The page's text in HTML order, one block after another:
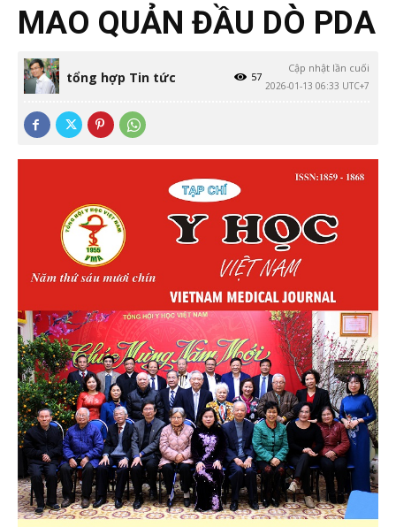
MAO QUẢN ĐẦU DÒ PDA
tổng hợp Tin tức
Cập nhật lần cuối
2026-01-13 06:33 UTC+7
57